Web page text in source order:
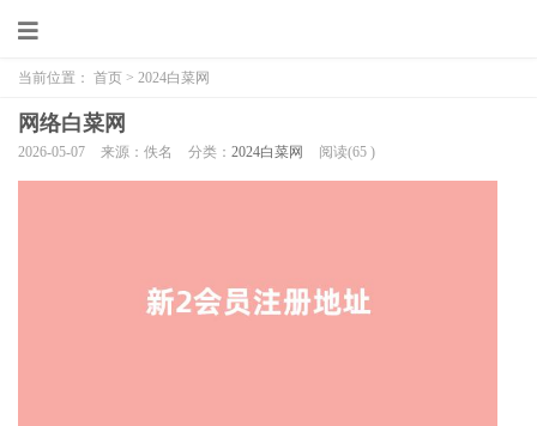
当前位置： 首页 > 2024白菜网
网络白菜网
2026-05-07 来源：佚名 分类： 2024白菜网 阅读(65 )